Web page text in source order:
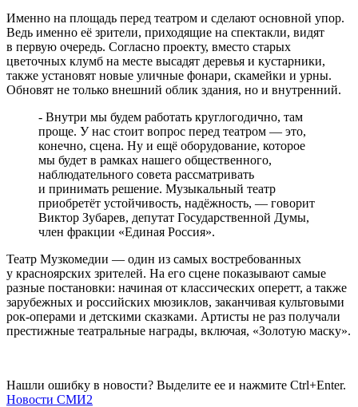
Именно на площадь перед театром и сделают основной упор.
Ведь именно её зрители, приходящие на спектакли, видят
в первую очередь. Согласно проекту, вместо старых
цветочных клумб на месте высадят деревья и кустарники,
также установят новые уличные фонари, скамейки и урны.
Обновят не только внешний облик здания, но и внутренний.
- Внутри мы будем работать круглогодично, там
проще. У нас стоит вопрос перед театром — это,
конечно, сцена. Ну и ещё оборудование, которое
мы будет в рамках нашего общественного,
наблюдательного совета рассматривать
и принимать решение. Музыкальный театр
приобретёт устойчивость, надёжность, — говорит
Виктор Зубарев, депутат Государственной Думы,
член фракции «Единая Россия».
Театр Музкомедии — один из самых востребованных
у красноярских зрителей. На его сцене показывают самые
разные постановки: начиная от классических оперетт, а также
зарубежных и российских мюзиклов, заканчивая культовыми
рок-операми и детскими сказками. Артисты не раз получали
престижные театральные награды, включая, «Золотую маску».
Нашли ошибку в новости? Выделите ее и нажмите Ctrl+Enter.
Новости СМИ2